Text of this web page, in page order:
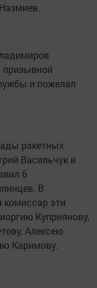
призывной
и пожелал
ракетных
Васильчук в
6
В
комиссар эти
Куприянову,
Алексею
Каримову.